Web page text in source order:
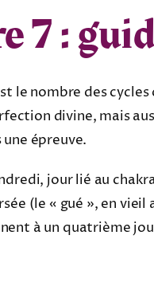
7 :
le nombre des
divine, mais
épreuve.
jour lié au
(le « gué », en
à un quatrième